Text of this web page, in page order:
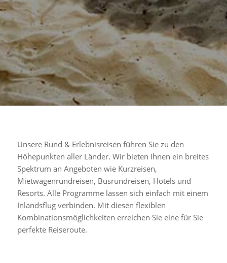
Unsere Rund & Erlebnisreisen führen Sie zu den
Höhepunkten aller Länder. Wir bieten Ihnen ein breites
Spektrum an Angeboten wie Kurzreisen,
Mietwagenrundreisen, Busrundreisen, Hotels und
Resorts. Alle Programme lassen sich einfach mit einem
Inlandsflug verbinden. Mit diesen flexiblen
Kombinationsmöglichkeiten erreichen Sie eine für Sie
perfekte Reiseroute.